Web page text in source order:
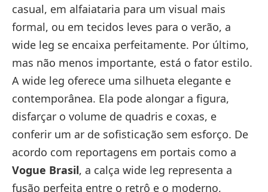
casual, em alfaiataria para um visual mais
formal, ou em tecidos leves para o verão, a
wide leg se encaixa perfeitamente. Por último,
mas não menos importante, está o fator estilo.
A wide leg oferece uma silhueta elegante e
contemporânea. Ela pode alongar a figura,
disfarçar o volume de quadris e coxas, e
conferir um ar de sofisticação sem esforço. De
acordo com reportagens em portais como a
Vogue Brasil, a calça wide leg representa a
fusão perfeita entre o retrô e o moderno,